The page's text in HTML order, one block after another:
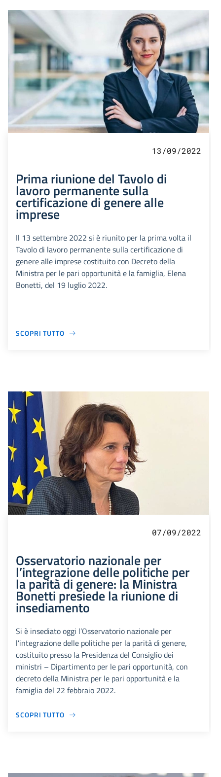
13/09/2022
Prima riunione del Tavolo di
lavoro permanente sulla
certificazione di genere alle
imprese
Il 13 settembre 2022 si è riunito per la prima volta il
Tavolo di lavoro permanente sulla certificazione di
genere alle imprese costituito con Decreto della
Ministra per le pari opportunità e la famiglia, Elena
Bonetti, del 19 luglio 2022.
SCOPRI TUTTO
07/09/2022
Osservatorio nazionale per
l’integrazione delle politiche per
la parità di genere: la Ministra
Bonetti presiede la riunione di
insediamento
Si è insediato oggi l’Osservatorio nazionale per
l’integrazione delle politiche per la parità di genere,
costituito presso la Presidenza del Consiglio dei
ministri – Dipartimento per le pari opportunità, con
decreto della Ministra per le pari opportunità e la
famiglia del 22 febbraio 2022.
SCOPRI TUTTO